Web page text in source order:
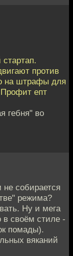
против
на штрафы для
Профит епт
гебня" во
собирается
режима?
Ну и мега
в своём стиле -
помады).
вяканий